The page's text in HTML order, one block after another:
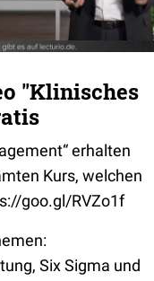
"Klinisches
erhalten
Kurs, welchen
goo.gl/RVZo1f
Six Sigma und